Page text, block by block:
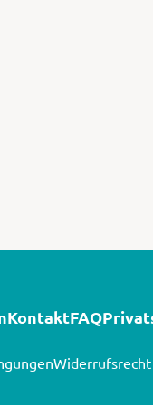
KontaktFAQ